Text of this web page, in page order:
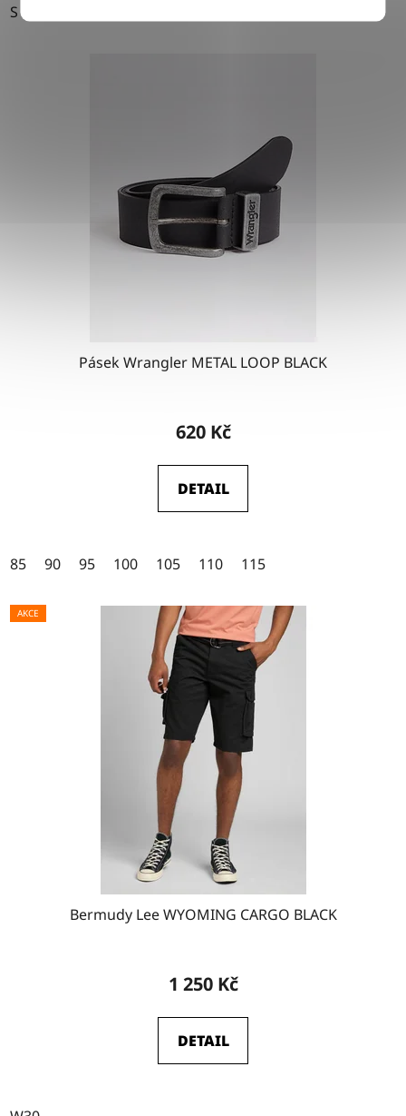
S
Pásek Wrangler METAL LOOP BLACK
hodnocení
produktu
je
4,5
hvězdiček.
620 Kč
DETAIL
85 90 95 100 105 110 115
AKCE
Bermudy Lee WYOMING CARGO BLACK
1 250 Kč
DETAIL